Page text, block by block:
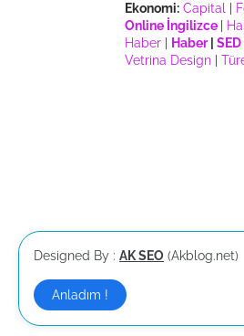
Ekonomi: Capital
Online İngilizce
Haber
Haber|
Vetrina Design
Designed By : AK SEO (Akblog.net)
Anladım !